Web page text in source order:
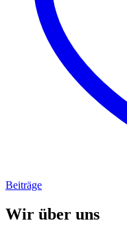
Beiträge
Wir über uns